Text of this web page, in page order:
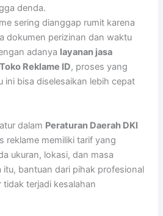
denda.
sering dianggap rumit karena
dokumen perizinan dan waktu
adanya layanan jasa
Reklame ID, proses yang
ini bisa diselesaikan lebih cepat
dalam Peraturan Daerah DKI
reklame memiliki tarif yang
ukuran, lokasi, dan masa
itu, bantuan dari pihak profesional
terjadi kesalahan